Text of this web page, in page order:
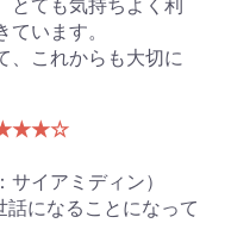
とても気持ちよく利
います。
、これからも大切に
イアミディン）
になることになって